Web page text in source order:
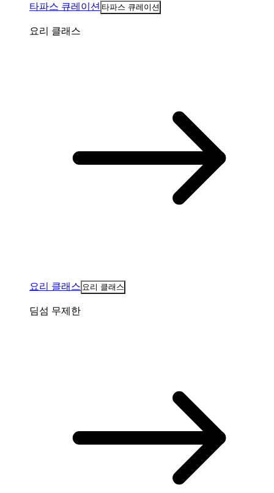
타파스 큐레이션 타파스 큐레이션
요리 클래스
요리 클래스 요리 클래스
딤섬 무제한